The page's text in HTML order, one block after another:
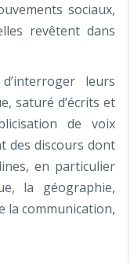
sociaux,
revêtent dans
leurs
saturé d’écrits et
de voix
des discours dont
en particulier
la géographie,
la communication,